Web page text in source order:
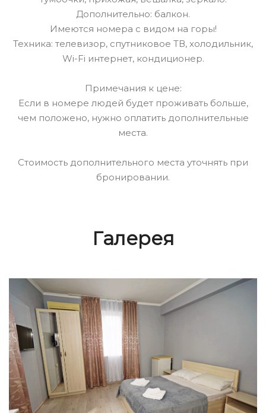
Дополнительно: балкон.
Имеются номера с видом на горы!
Техника: телевизор, спутниковое ТВ, холодильник,
Wi-Fi интернет, кондиционер.
Примечания к цене:
Если в номере людей будет проживать больше,
чем положено, нужно оплатить дополнительные
места.
Стоимость дополнительного места уточнять при
бронировании.
Галерея